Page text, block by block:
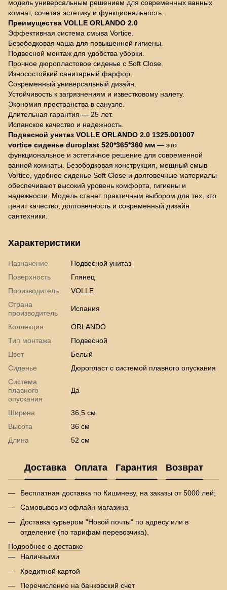
модель универсальным решением для современных ванных
комнат, сочетая эстетику и функциональность.
Преимущества VOLLE ORLANDO 2.0
Эффективная система смыва Vortice.
Безободковая чаша для повышенной гигиены.
Подвесной монтаж для удобства уборки.
Прочное дюропластовое сиденье с Soft Close.
Износостойкий санитарный фарфор.
Современный универсальный дизайн.
Устойчивость к загрязнениям и известковому налету.
Экономия пространства в санузле.
Длительная гарантия — 25 лет.
Испанское качество и надежность.
Подвесной унитаз VOLLE ORLANDO 2.0 1325.001007
vortice сиденье duroplast 520*365*360 мм — это
функциональное и эстетичное решение для современной
ванной комнаты. Безободковая конструкция, мощный смыв
Vortice, удобное сиденье Soft Close и долговечные материалы
обеспечивают высокий уровень комфорта, гигиены и
надежности. Модель станет практичным выбором для тех, кто
ценит качество, долговечность и современный дизайн
сантехники.
Характеристики
Назначение
Подвесной унитаз
Поверхность
Глянец
Производитель
VOLLE
Страна
производитель
Испания
Коллекция
ORLANDO
Тип монтажа
Подвесной
Цвет
Белый
Сиденье
Дюропласт с системой плавного опускания
Система
плавного
опускания
Да
Ширина
36,5 см
Высота
36 см
Длина
52 см
Доставка Оплата Гарантия Возврат
Бесплатная доставка по Кишиневу, на заказы от 5000 лей;
Самовывоз из офлайн магазина
Доставка курьером "Новой почты" по адресу или в
отделение (по тарифам перевозчика).
Подробнее о доставке
Наличными
Кредитной картой
Перечисление на банковский счет